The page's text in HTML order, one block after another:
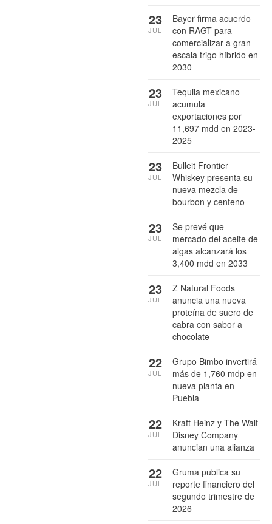
Bayer firma acuerdo
con RAGT para
comercializar a gran
escala trigo híbrido en
2030
23
JUL
Tequila mexicano
acumula
exportaciones por
11,697 mdd en 2023-
2025
23
JUL
Bulleit Frontier
Whiskey presenta su
nueva mezcla de
bourbon y centeno
23
JUL
Se prevé que
mercado del aceite de
algas alcanzará los
3,400 mdd en 2033
23
JUL
Z Natural Foods
anuncia una nueva
proteína de suero de
cabra con sabor a
chocolate
23
JUL
Grupo Bimbo invertirá
más de 1,760 mdp en
nueva planta en
Puebla
22
JUL
Kraft Heinz y The Walt
Disney Company
anuncian una alianza
22
JUL
Gruma publica su
reporte financiero del
segundo trimestre de
2026
22
JUL